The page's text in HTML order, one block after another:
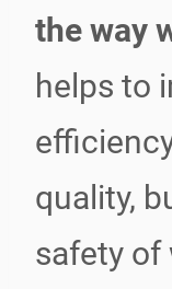
the way
helps to
quality,
safety of